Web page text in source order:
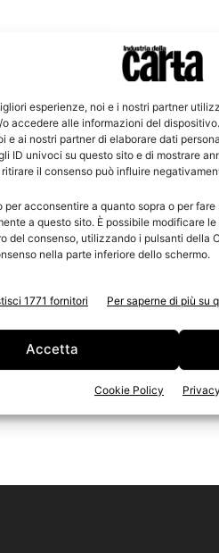
esperienze, noi e i nostri partner
accedere alle informazioni del
e ai nostri partner di elaborare dati
ID univoci su questo sito e di mostrare
il consenso può influire
per acconsentire a quanto sopra o per
a questo sito. È possibile modificare
del consenso, utilizzando i pulsanti della
nella parte inferiore dello schermo.
1771 fornitori Per saperne di più su
Accetta
Cookie Policy